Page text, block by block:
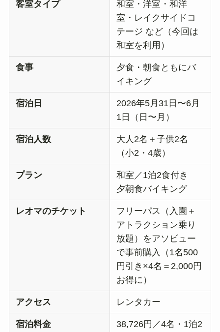
客室タイプ
和室・洋室・和洋
室・レイクサイドコ
テージ など（今回は
和室を利用）
食事
夕食・朝食ともにバ
イキング
宿泊日
2026年5月31日〜6月
1日（日〜月）
宿泊人数
大人2名＋子供2名
（小2・4歳）
プラン
和室／1泊2食付き
夕朝食バイキング
レオマのチケット
フリーパス（入園＋
アトラクション乗り
放題）をアソビュー
で事前購入（1名500
円引き×4名＝2,000円
お得に）
アクセス レンタカー
宿泊料金
38,726円／4名・1泊2